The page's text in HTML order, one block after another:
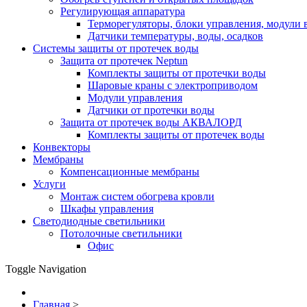
Регулирующая аппаратура
Терморегуляторы, блоки управления, модули
Датчики температуры, воды, осадков
Системы защиты от протечек воды
Защита от протечек Neptun
Комплекты защиты от протечки воды
Шаровые краны с электроприводом
Модули управления
Датчики от протечки воды
Защита от протечек воды АКВАЛОРД
Комплекты защиты от протечек воды
Конвекторы
Мембраны
Компенсационные мембраны
Услуги
Монтаж систем обогрева кровли
Шкафы управления
Светодиодные светильники
Потолочные светильники
Офис
Toggle Navigation
Главная >